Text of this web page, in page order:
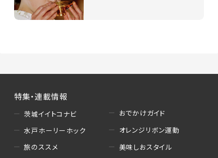
特集・連載情報
茨城イイトコナビ
水戸ホーリーホック
旅のススメ
おでかけガイド
オレンジリボン運動
美味しおスタイル